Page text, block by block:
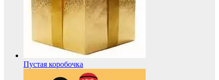
Пустая коробочка